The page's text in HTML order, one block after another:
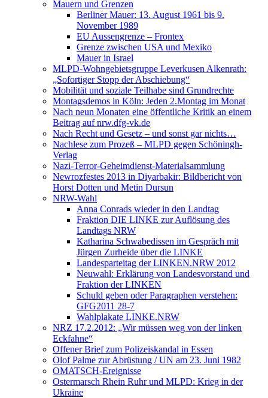
Mauern und Grenzen
Berliner Mauer: 13. August 1961 bis 9.
November 1989
EU Aussengrenze – Frontex
Grenze zwischen USA und Mexiko
Mauer in Israel
MLPD-Wohngebietsgruppe Leverkusen Alkenrath:
„Sofortiger Stopp der Abschiebung“
Mobilität und soziale Teilhabe sind Grundrechte
Montagsdemos in Köln: Jeden 2.Montag im Monat
Nach neun Monaten eine öffentliche Kritik an einem
Beitrag auf nrw.dfg-vk.de
Nach Recht und Gesetz – und sonst gar nichts…
Nachlese zum Prozeß – MLPD gegen Schöningh-
Verlag
Nazi-Terror-Geheimdienst-Materialsammlung
Newrozfestes 2013 in Diyarbakir: Bildbericht von
Horst Dotten und Metin Dursun
NRW-Wahl
Anna Conrads wieder in den Landtag
Fraktion DIE LINKE zur Auflösung des
Landtags NRW
Katharina Schwabedissen im Gespräch mit
Jürgen Zurheide über die LINKE
Landesparteitag der LINKEN.NRW 2012
Neuwahl: Erklärung von Landesvorstand und
Fraktion der LINKEN
Schuld geben oder Paragraphen verstehen:
GFG2011 28-7
Wahlplakate LINKE.NRW
NRZ 17.2.2012: „Wir müssen weg von der linken
Eckfahne“
Offener Brief zum Polizeiskandal in Essen
Olof Palme zur Abrüstung / UN am 23. Juni 1982
OMATSCH-Ereignisse
Ostermarsch Rhein Ruhr und MLPD: Krieg in der
Ukraine